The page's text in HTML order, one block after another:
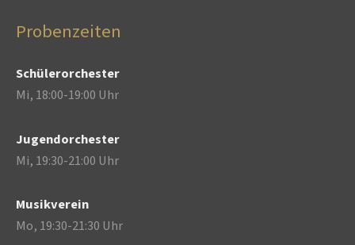
Probenzeiten
Schülerorchester
Mi, 18:00-19:00 Uhr
Jugendorchester
Mi, 19:30-21:00 Uhr
Musikverein
Mo, 19:30-21:30 Uhr